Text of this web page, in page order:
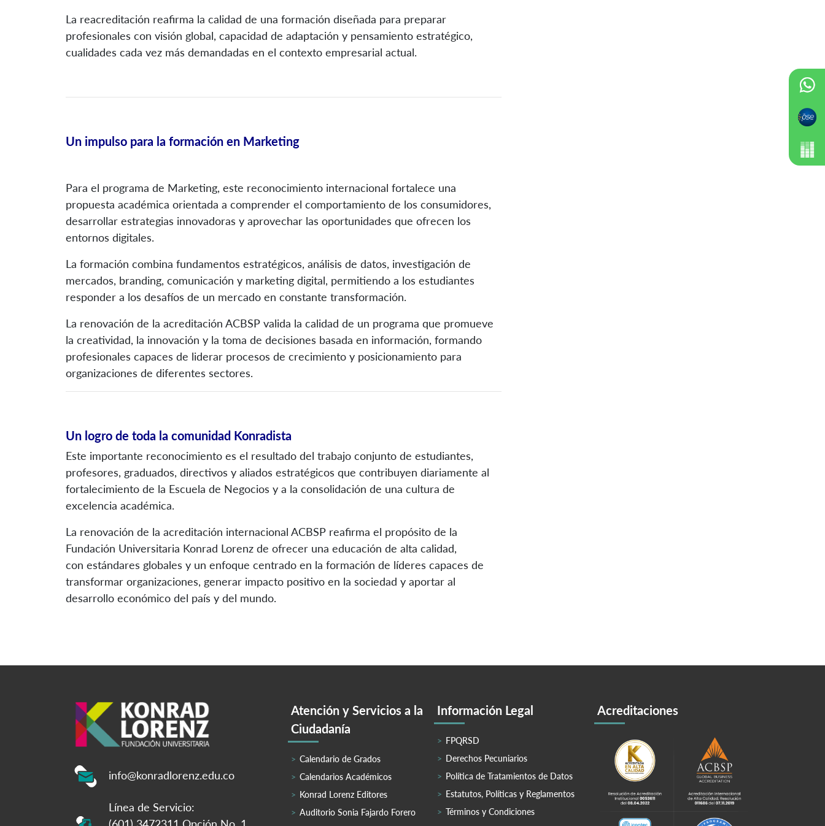
La reacreditación reafirma la calidad de una formación diseñada para preparar
profesionales con visión global, capacidad de adaptación y pensamiento estratégico,
cualidades cada vez más demandadas en el contexto empresarial actual.
Un impulso para la formación en Marketing
Para el programa de Marketing, este reconocimiento internacional fortalece una
propuesta académica orientada a comprender el comportamiento de los consumidores,
desarrollar estrategias innovadoras y aprovechar las oportunidades que ofrecen los
entornos digitales.
La formación combina fundamentos estratégicos, análisis de datos, investigación de
mercados, branding, comunicación y marketing digital, permitiendo a los estudiantes
responder a los desafíos de un mercado en constante transformación.
La renovación de la acreditación ACBSP valida la calidad de un programa que promueve
la creatividad, la innovación y la toma de decisiones basada en información, formando
profesionales capaces de liderar procesos de crecimiento y posicionamiento para
organizaciones de diferentes sectores.
Un logro de toda la comunidad Konradista
Este importante reconocimiento es el resultado del trabajo conjunto de estudiantes,
profesores, graduados, directivos y aliados estratégicos que contribuyen diariamente al
fortalecimiento de la Escuela de Negocios y a la consolidación de una cultura de
excelencia académica.
La renovación de la acreditación internacional ACBSP reafirma el propósito de la
Fundación Universitaria Konrad Lorenz de ofrecer una educación de alta calidad,
con estándares globales y un enfoque centrado en la formación de líderes capaces de
transformar organizaciones, generar impacto positivo en la sociedad y aportar al
desarrollo económico del país y del mundo.
info@konradlorenz.edu.co
Línea de Servicio:
Atención y Servicios a la
Ciudadanía
Calendario de Grados
Calendarios Académicos
Konrad Lorenz Editores
Auditorio Sonia Fajardo Forero
Información Legal
FPQRSD
Derechos Pecuniarios
Política de Tratamientos de Datos
Estatutos, Políticas y Reglamentos
Términos y Condiciones
Acreditaciones